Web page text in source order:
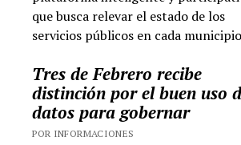
que busca relevar el estado de los
servicios públicos en cada municipio
Tres de Febrero recibe
distinción por el buen uso
datos para gobernar
POR INFORMACIONES